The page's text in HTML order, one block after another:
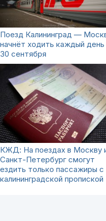
Поезд Калининград —
начнёт ходить каждый день
30 сентября
КЖД: На поездах в Москву
Санкт-Петербург смогут
ездить только пассажиры с
калининградской пропиской